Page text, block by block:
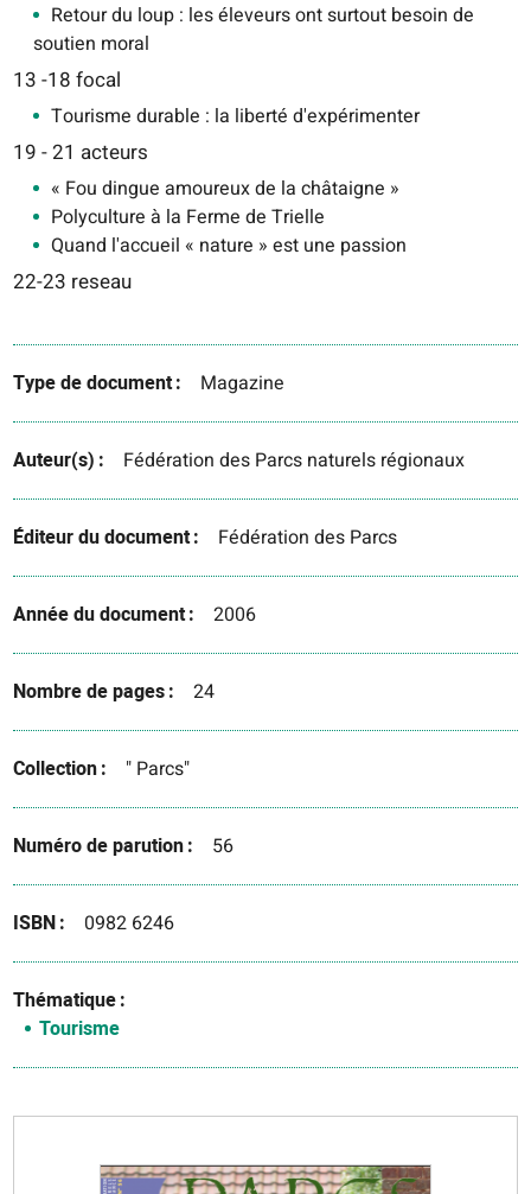
Retour du loup : les éleveurs ont surtout besoin de
soutien moral
13 -18 focal
Tourisme durable : la liberté d'expérimenter
19 - 21 acteurs
« Fou dingue amoureux de la châtaigne »
Polyculture à la Ferme de Trielle
Quand l'accueil « nature » est une passion
22-23 reseau
Type de document Magazine
Auteur(s) Fédération des Parcs naturels régionaux
Éditeur du document Fédération des Parcs
Année du document 2006
Nombre de pages 24
Collection " Parcs"
Numéro de parution 56
ISBN 0982 6246
Thématique
Tourisme